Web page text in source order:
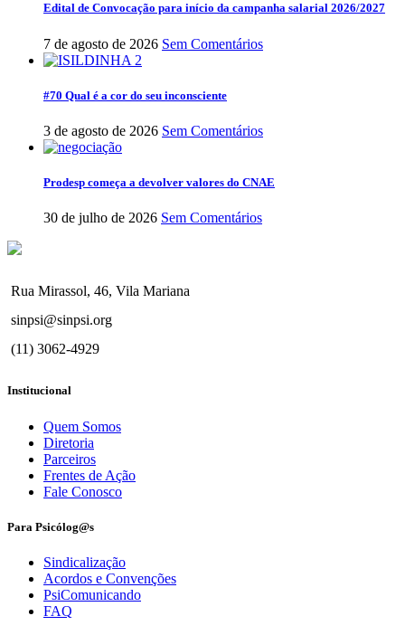
Edital de Convocação para início da campanha salarial 2026/2027
7 de agosto de 2026 Sem Comentários
#70 Qual é a cor do seu inconsciente
3 de agosto de 2026 Sem Comentários
Prodesp começa a devolver valores do CNAE
30 de julho de 2026 Sem Comentários
Rua Mirassol, 46, Vila Mariana
sinpsi@sinpsi.org
(11) 3062-4929
Institucional
Quem Somos
Diretoria
Parceiros
Frentes de Ação
Fale Conosco
Para Psicólog@s
Sindicalização
Acordos e Convenções
PsiComunicando
FAQ